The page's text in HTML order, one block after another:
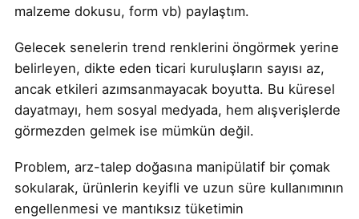
malzeme dokusu, form vb) paylaştım.
Gelecek senelerin trend renklerini öngörmek yerine
belirleyen, dikte eden ticari kuruluşların sayısı az,
ancak etkileri azımsanmayacak boyutta. Bu küresel
dayatmayı, hem sosyal medyada, hem alışverişlerde
görmezden gelmek ise mümkün değil.
Problem, arz-talep doğasına manipülatif bir çomak
sokularak, ürünlerin keyifli ve uzun süre kullanımının
engellenmesi ve mantıksız tüketimin